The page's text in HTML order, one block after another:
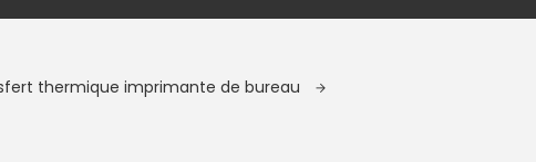
thermique imprimante de bureau